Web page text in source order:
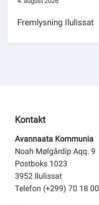
Fremlysning Ilulissat
Kontakt
Avannaata Kommunia
Noah Mølgårdip Aqq. 9
Postboks 1023
3952 Ilulissat
Telefon (+299) 70 18 00